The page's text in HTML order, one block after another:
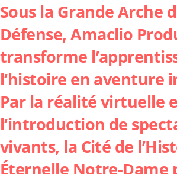
Sous la Grande Arche
Défense, Amaclio
transforme
l’histoire en aventure
Par la réalité virtuelle
l’introduction de
vivants, la Cité de
Éternelle Notre-Dame